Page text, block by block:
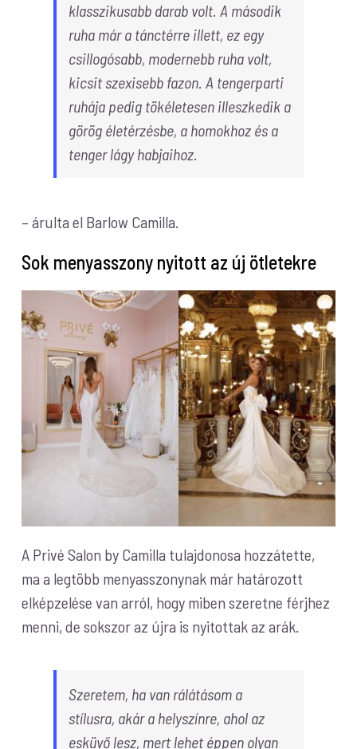
klasszikusabb darab volt. A második
ruha már a tánctérre illett, ez egy
csillogósabb, modernebb ruha volt,
kicsit szexisebb fazon. A tengerparti
ruhája pedig tökéletesen illeszkedik a
görög életérzésbe, a homokhoz és a
tenger lágy habjaihoz.
– árulta el Barlow Camilla.
Sok menyasszony nyitott az új ötletekre
A Privé Salon by Camilla tulajdonosa hozzátette,
ma a legtöbb menyasszonynak már határozott
elképzelése van arról, hogy miben szeretne férjhez
menni, de sokszor az újra is nyitottak az arák.
Szeretem, ha van rálátásom a
stílusra, akár a helyszínre, ahol az
esküvő lesz, mert lehet éppen olyan